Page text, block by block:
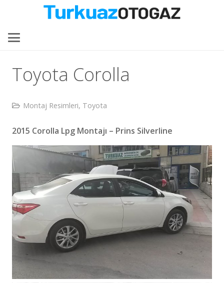
Toyota Corolla
Montaj Resimleri, Toyota
2015 Corolla Lpg Montajı – Prins Silverline